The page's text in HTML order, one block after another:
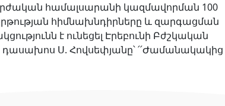
համալսարանի կազմավորման 100
հիմնախնդիրները և զարգացման
է ունեցել Էրեբունի Բժշկական
դասախոս Ս. Հովսեփյանը՝ ՛՛Ժամանակակից